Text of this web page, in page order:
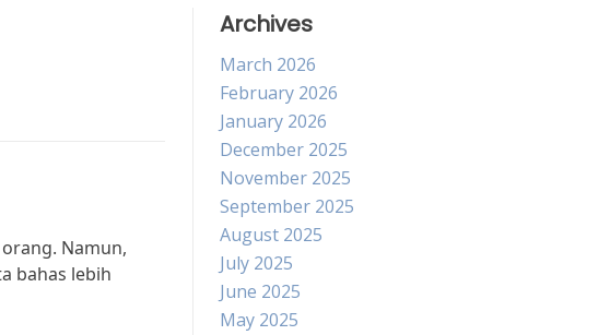
Namun,
bahas lebih
Archives
March 2026
February 2026
January 2026
December 2025
November 2025
September 2025
August 2025
July 2025
June 2025
May 2025